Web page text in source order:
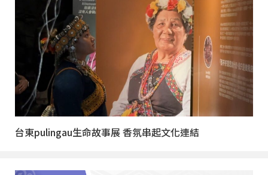
台東pulingau生命故事展 香氛串起文化連結